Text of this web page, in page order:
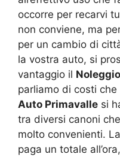
occorre per recarvi
non conviene, ma
per un cambio di
la vostra auto, si
vantaggio il
parliamo di costi
Auto Primavalle si
tra diversi canoni
molto convenienti.
paga un totale